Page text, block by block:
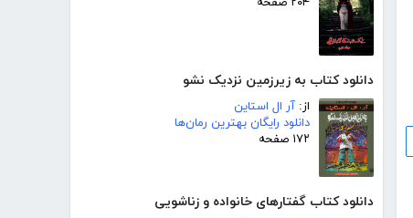
دانلود کتاب به زیرزمین نزدیک نشو
از: آر ال استاین
دانلود رایگان بهترین رمان‌ها
۱۷۲ صفحه
دانلود کتاب گفتارهای خانواده و زناشویی